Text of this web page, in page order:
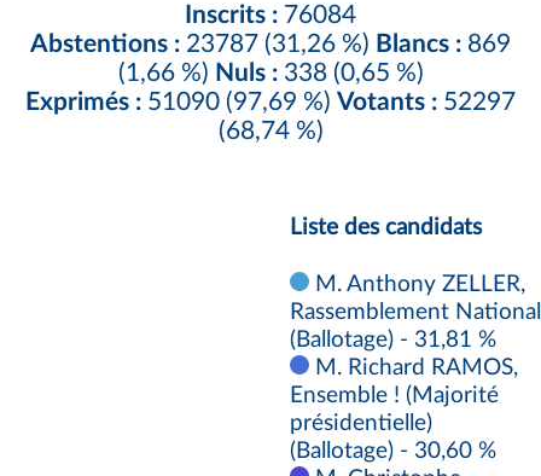
Inscrits : 76084
Abstentions : 23787 (31,26 %) Blancs : 869
(1,66 %) Nuls :338 (0,65 %)
Exprimés : 51090 (97,69 %) Votants : 52297
(68,74 %)
Liste des candidats
M. Anthony ZELLER,
Rassemblement National
(Ballotage) - 31,81 %
M. Richard RAMOS,
Ensemble ! (Majorité
présidentielle)
(Ballotage) - 30,60 %